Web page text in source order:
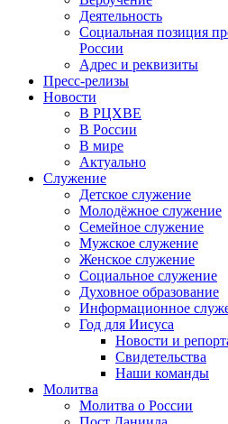
Деятельность
Социальная позиция
России
Адрес и реквизиты
Пресс-релизы
Новости
В РЦХВЕ
В России
В мире
Актуально
Служение
Детское служение
Молодёжное служение
Семейное служение
Мужское служение
Женское служение
Социальное служение
Духовное образование
Информационное
Год для Иисуса
Новости и
Свидетельства
Наши команды
Молитва
Молитва о России